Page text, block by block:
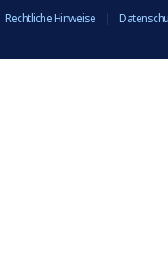
Rechtliche Hinweise |